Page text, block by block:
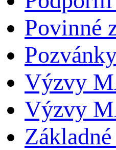
Povinné
Výzvy
Výzvy